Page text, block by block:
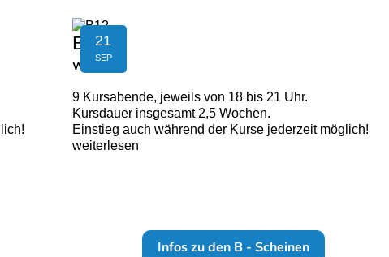
21
SEP
B12
WALDING
9 Kursabende, jeweils von 18 bis 21 Uhr.
Kursdauer insgesamt 2,5 Wochen.
Einstieg auch während der Kurse jederzeit möglich!
weiterlesen
Infos zu den B - Scheinen